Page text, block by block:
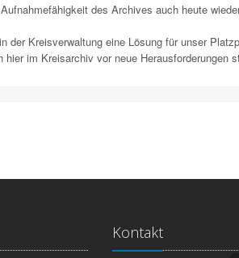
des Archives auch heute
der Kreisverwaltung eine Lösung für unser
im Kreisarchiv vor neue Herausforderungen
Kontakt